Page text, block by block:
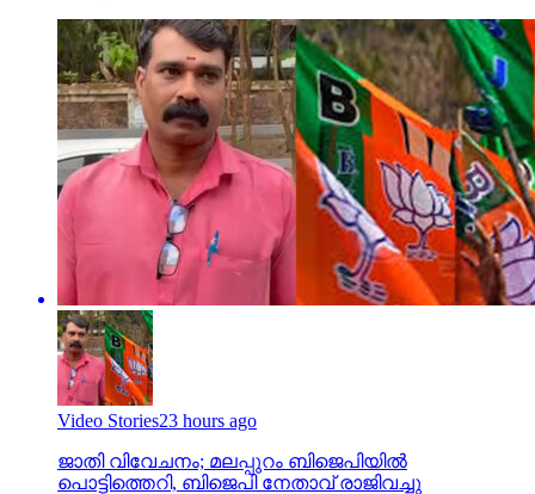
Video Stories23 hours ago
ജാതി വിവേചനം; മലപ്പുറം ബിജെപിയില്‍
പൊട്ടിത്തെറി, ബിജെപി നേതാവ് രാജിവച്ചു